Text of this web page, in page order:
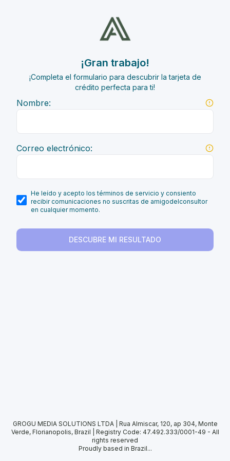
¡Gran trabajo!
¡Completa el formulario para descubrir la tarjeta de
crédito perfecta para ti!
Nombre:
Correo electrónico:
He leído y acepto los términos de servicio y consiento
recibir comunicaciones no suscritas de amigodelconsultor
en cualquier momento.
DESCUBRE MI RESULTADO
GROGU MEDIA SOLUTIONS LTDA | Rua Almiscar, 120, ap 304, Monte
Verde, Florianopolis, Brazil | Registry Code: 47.492.333/0001-49 - All
rights reserved
Proudly based in Brazil...